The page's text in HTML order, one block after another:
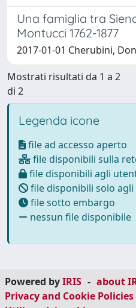
Una famiglia tra
Montucci 1762-1877
2017-01-01 Cherubini,
Mostrati risultati da 1 a 2
di 2
Legenda icone
file ad accesso aperto
file disponibili sulla
file disponibili agli
file disponibili solo
file sotto embargo
nessun file disponibile
Powered byIRIS - about
Privacy and Cookie Policies